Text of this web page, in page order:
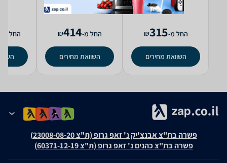
החל מ-315
₪
השוואת מחירים
החל מ-414
₪
השוואת מחירים
החל מ-
פשרה בת"צ אבנצ'יק נ' זאפ גרופ (ת"צ 23008-08-20)
פשרה בת"צ כהנים נ' זאפ גרופ (ת"צ 60371-12-19)